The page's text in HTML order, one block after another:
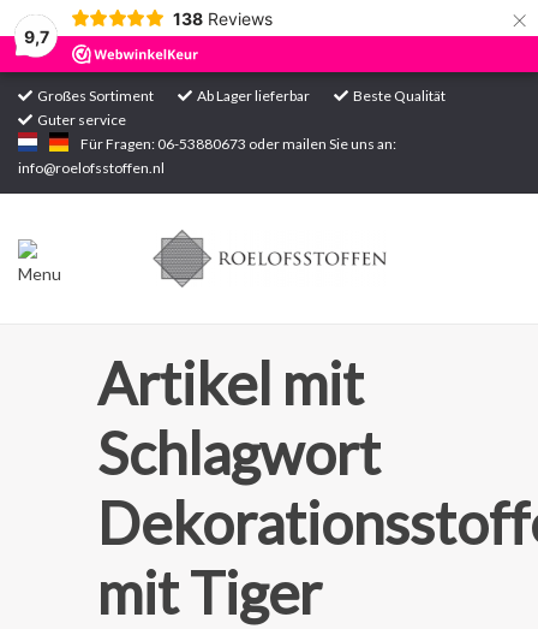
9,7
138 Reviews ×
Großes Sortiment Ab Lager lieferbar
Beste Qualität
Guter service
Für Fragen: 06-53880673 oder mailen Sie uns an:
info@roelofsstoffen.nl
Startseite
Sortiment
Artikel mit
Schlagwort
mit Tiger